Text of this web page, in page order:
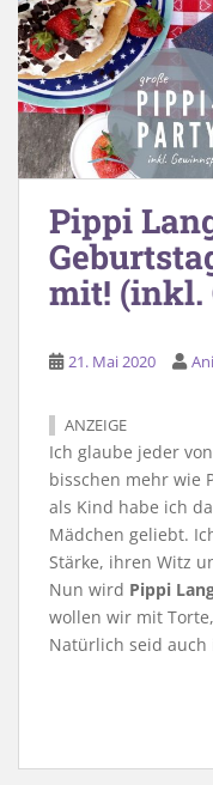
Pippi
mit! (inkl.
21. Mai 2020
ANZEIGE
Ich glaube jeder
bisschen mehr wie
als Kind habe ich
Mädchen geliebt.
Stärke, ihren Witz
Nun wird Pippi
wollen wir mit
Natürlich seid